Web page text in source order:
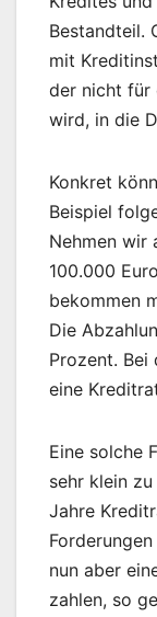
Bestandteil.
mit
der nicht für
wird, in die
Konkret
Beispiel
Nehmen wir
100.000
bekommen
Die
Prozent. Bei
eine
Eine solche
sehr klein
Jahre
nun aber
zahlen, so